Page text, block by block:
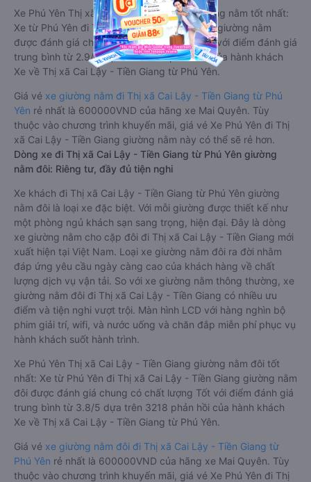
Xe Phú Yên Thị xã Cai Lậy - Tiền Giang giường nằm tốt nhất:
Xe từ Phú Yên đi Thị xã Cai Lậy - Tiền Giang giường nằm
được đánh giá chung chất lượng Trung bình với điểm đánh giá
trung bình từ 2.9/5 dựa trên 1419 phản hồi của hành khách
Xe về Thị xã Cai Lậy - Tiền Giang từ Phú Yên.
Giá vé xe giường nằm đi Thị xã Cai Lậy - Tiền Giang từ Phú
Yên rẻ nhất là 600000VND của hãng xe Mai Quyên. Tùy
thuộc vào chương trình khuyến mãi, giá vé Xe Phú Yên đi Thị
xã Cai Lậy - Tiền Giang giường nằm này có thể sẽ rẻ hơn.
Dòng xe đi Thị xã Cai Lậy - Tiền Giang từ Phú Yên giường
nằm đôi: Riêng tư, đầy đủ tiện nghi
Xe khách đi Thị xã Cai Lậy - Tiền Giang từ Phú Yên giường
nằm đôi là loại xe đặc biệt. Với mỗi giường được thiết kế như
một phòng ngủ khách sạn sang trọng, hiện đại. Đây là dòng
xe giường nằm cho cặp đôi đi Thị xã Cai Lậy - Tiền Giang mới
xuất hiện tại Việt Nam. Loại xe giường nằm đôi ra đời nhằm
đáp ứng yêu cầu ngày càng cao của khách hàng về chất
lượng dịch vụ vận tải. So với xe giường nằm thông thường, xe
giường nằm đôi đi Thị xã Cai Lậy - Tiền Giang có nhiều ưu
điểm và tiện nghi vượt trội. Màn hình LCD với hàng nghìn bộ
phim giải trí, wifi, và nước uống và chăn đắp miễn phí phục vụ
hành khách suốt hành trình.
Xe Phú Yên Thị xã Cai Lậy - Tiền Giang giường nằm đôi tốt
nhất: Xe từ Phú Yên đi Thị xã Cai Lậy - Tiền Giang giường nằm
đôi được đánh giá chung có chất lượng Tốt với điểm đánh giá
trung bình từ 3.8/5 dựa trên 3218 phản hồi của hành khách
Xe về Thị xã Cai Lậy - Tiền Giang từ Phú Yên.
Giá vé xe giường nằm đôi đi Thị xã Cai Lậy - Tiền Giang từ
Phú Yên rẻ nhất là 600000VND của hãng xe Mai Quyên. Tùy
thuộc vào chương trình khuyến mãi, giá vé Xe Phú Yên đi Thị